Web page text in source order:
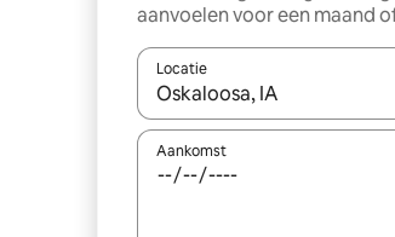
aanvoelen voor een maand
Locatie
Wanneer er resultaten
Aankomst